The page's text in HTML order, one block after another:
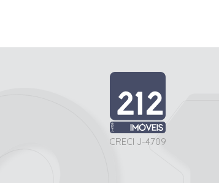
CRECI J-4709